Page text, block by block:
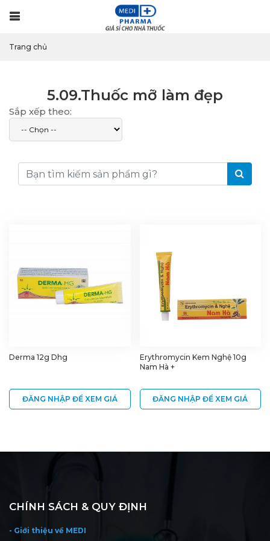
Menu
Trang chủ
5.09.Thuốc mỡ làm đẹp
Sắp xếp theo:
Derma 12g Dhg
ĐĂNG NHẬP ĐỂ XEM GIÁ
Erythromycin Kem Nghệ 10g
Nam Hà +
ĐĂNG NHẬP ĐỂ XEM GIÁ
CHÍNH SÁCH & QUY ĐỊNH
- Giới thiệu về MEDI